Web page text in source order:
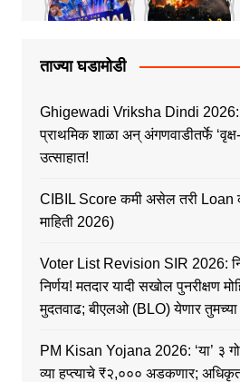
ताज्या घडामोडी
Ghigewadi Vriksha Dindi 2026:
प्राथमिक शाळा अन् अंगणवाडीतर्फे ‘वृक्ष-
उत्साहात!
CIBIL Score कमी असेल तरी Loan
माहिती 2026)
Voter List Revision SIR 2026:
निर्णय! मतदार यादी सखोल पुनरीक्षण
मुदतवाढ; बीएलओ (BLO) येणार तुमच्या
PM Kisan Yojana 2026: ‘या’ ३
व्या हप्त्याचे ₹२,००० अडकणार;